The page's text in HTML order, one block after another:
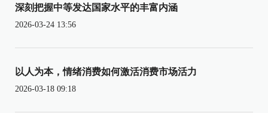
深刻把握中等发达国家水平的丰富内涵
2026-03-24 13:56
以人为本，情绪消费如何激活消费市场活力
2026-03-18 09:18